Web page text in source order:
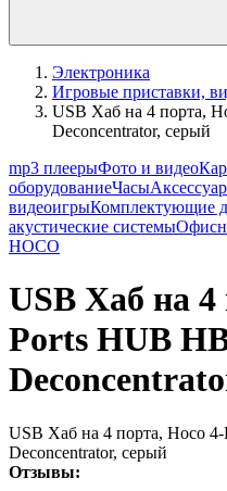
Электроника
Игровые приставки,
USB Хаб на 4 порта,
Deconcentrator, серый
mp3 плеерыФото и видео
оборудованиеЧасы
видеоигрыКомплектующие
акустические системы
HOCO
USB Хаб на 4
Ports HUB
USB Хаб на 4 порта, Hoco
Deconcentrator, серый
Отзывы: